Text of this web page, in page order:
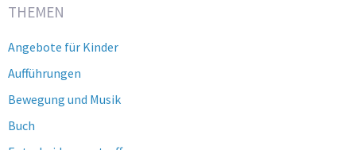
THEMEN
Angebote für Kinder
Aufführungen
Bewegung und Musik
Buch